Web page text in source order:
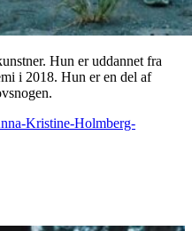
Hun er uddannet fra
i 2018. Hun er en del af
Kristine-Holmberg-